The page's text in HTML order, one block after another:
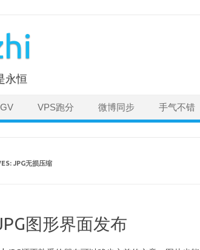
永恒
GV VPS跑分 微博同步 手气不错
JPG无损压缩
图形界面发布